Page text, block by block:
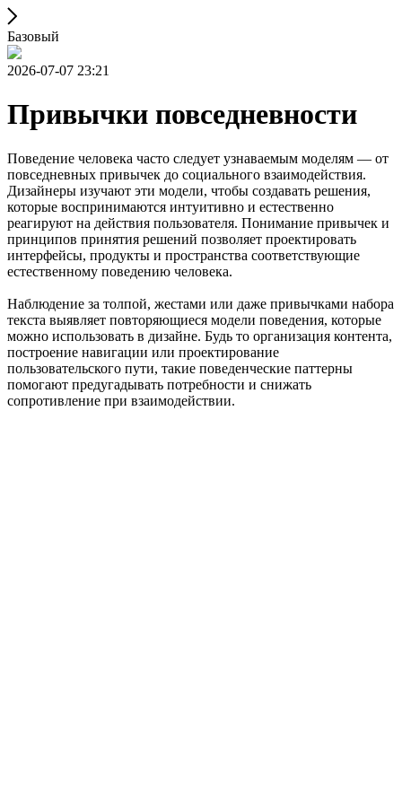
Базовый
2026-07-07 23:21
Привычки повседневности
Поведение человека часто следует узнаваемым моделям — от
повседневных привычек до социального взаимодействия.
Дизайнеры изучают эти модели, чтобы создавать решения,
которые воспринимаются интуитивно и естественно
реагируют на действия пользователя. Понимание привычек и
принципов принятия решений позволяет проектировать
интерфейсы, продукты и пространства соответствующие
естественному поведению человека.
Наблюдение за толпой, жестами или даже привычками набора
текста выявляет повторяющиеся модели поведения, которые
можно использовать в дизайне. Будь то организация контента,
построение навигации или проектирование
пользовательского пути, такие поведенческие паттерны
помогают предугадывать потребности и снижать
сопротивление при взаимодействии.